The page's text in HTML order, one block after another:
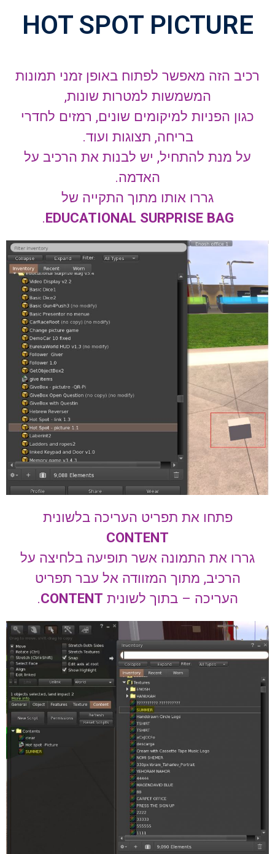
HOT SPOT PICTURE
רכיב הזה מאפשר לפתוח באופן זמני תמונות
המשמשות למטרות שונות,
כגון הפניות למיקומים שונים, רמזים לחדרי
בריחה, תצוגות ועוד.
על מנת להתחיל, יש לבנות את הרכיב על
האדמה.
גררו אותו מתוך התקייה של
EDUCATIONAL SURPRISE BAG
.
פתחו את תפריט העריכה בלשונית
CONTENT
גררו את התמונה אשר תופיעה בלחיצה על
הרכיב, מתוך המזוודה אל עבר תפריט
העריכה – בתוך לשונית CONTENT
.